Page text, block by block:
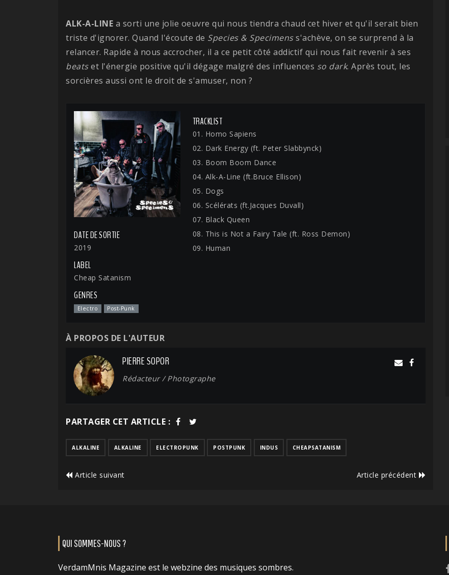
ALK-A-LINE a sorti une jolie oeuvre qui nous tiendra chaud cet hiver et qu'il serait bien
triste d'ignorer. Quand l'écoute de Species & Specimenss'achève, on se surprend à la
relancer. Rapide à nous accrocher, il a ce petit côté addictif qui nous fait revenir à ses
beatset l'énergie positive qu'il dégage malgré des influences so dark. Après tout, les
sorcières aussi ont le droit de s'amuser, non ?
DATE DE SORTIE
2019
LABEL
Cheap Satanism
GENRES
Electro Post-Punk
TRACKLIST
01. Homo Sapiens
02. Dark Energy (ft. Peter Slabbynck)
03. Boom Boom Dance
04. Alk-A-Line (ft.Bruce Ellison)
05. Dogs
06. Scélérats (ft.Jacques Duvall)
07. Black Queen
08. This is Not a Fairy Tale (ft. Ross Demon)
09. Human
À PROPOS DE L'AUTEUR
PIERRE SOPOR
Rédacteur / Photographe
PARTAGER CET ARTICLE :
ALKALINE ALKALINE ELECTROPUNK POSTPUNK INDUS CHEAPSATANISM
Article suivant Article précédent
QUI SOMMES-NOUS ?
VerdamMnis Magazine est le webzine des musiques sombres.